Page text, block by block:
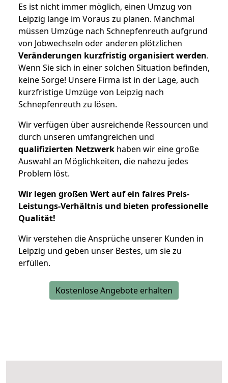
Es ist nicht immer möglich, einen Umzug von
Leipzig lange im Voraus zu planen. Manchmal
müssen Umzüge nach Schnepfenreuth aufgrund
von Jobwechseln oder anderen plötzlichen
Veränderungen kurzfristig organisiert werden.
Wenn Sie sich in einer solchen Situation befinden,
keine Sorge! Unsere Firma ist in der Lage, auch
kurzfristige Umzüge von Leipzig nach
Schnepfenreuth zu lösen.
Wir verfügen über ausreichende Ressourcen und
durch unseren umfangreichen und
qualifizierten Netzwerk haben wir eine große
Auswahl an Möglichkeiten, die nahezu jedes
Problem löst.
Wir legen großen Wert auf ein faires Preis-
Leistungs-Verhältnis und bieten professionelle
Qualität!
Wir verstehen die Ansprüche unserer Kunden in
Leipzig und geben unser Bestes, um sie zu
erfüllen.
Kostenlose Angebote erhalten